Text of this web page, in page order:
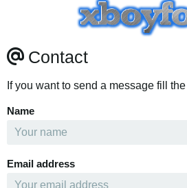
Contact
If you want to send a message fill
Name
Email address